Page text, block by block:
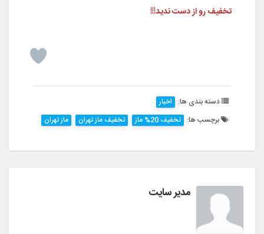
تخفیف رو از دست ندید!!!
دسته بندی ها: اخبار
برچسب ها: تخفیف 20% ماز تخفیف ماز تهران ماز تهران
مدیر سایت